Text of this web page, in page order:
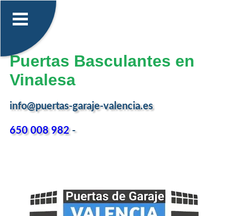
Puertas Basculantes en
Vinalesa
info@puertas-garaje-valencia.es
650 008 982-